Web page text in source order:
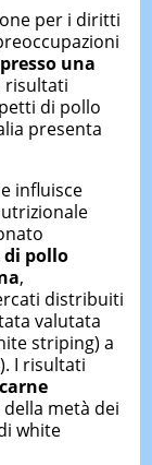
per i diritti
una
risultati
di pollo
presenta
influisce
di pollo
,
distribuiti
valutata
striping) a
I risultati
metà dei
white